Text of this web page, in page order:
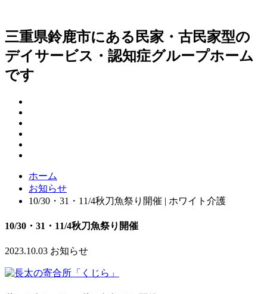
三重県鈴鹿市にある民家・古民家型の
デイサービス・認知症グループホーム
です
ホーム
お知らせ
10/30・31・11/4秋刀魚祭り開催 | ホワイト介護
10/30・31・11/4秋刀魚祭り開催
2023.10.03 お知らせ